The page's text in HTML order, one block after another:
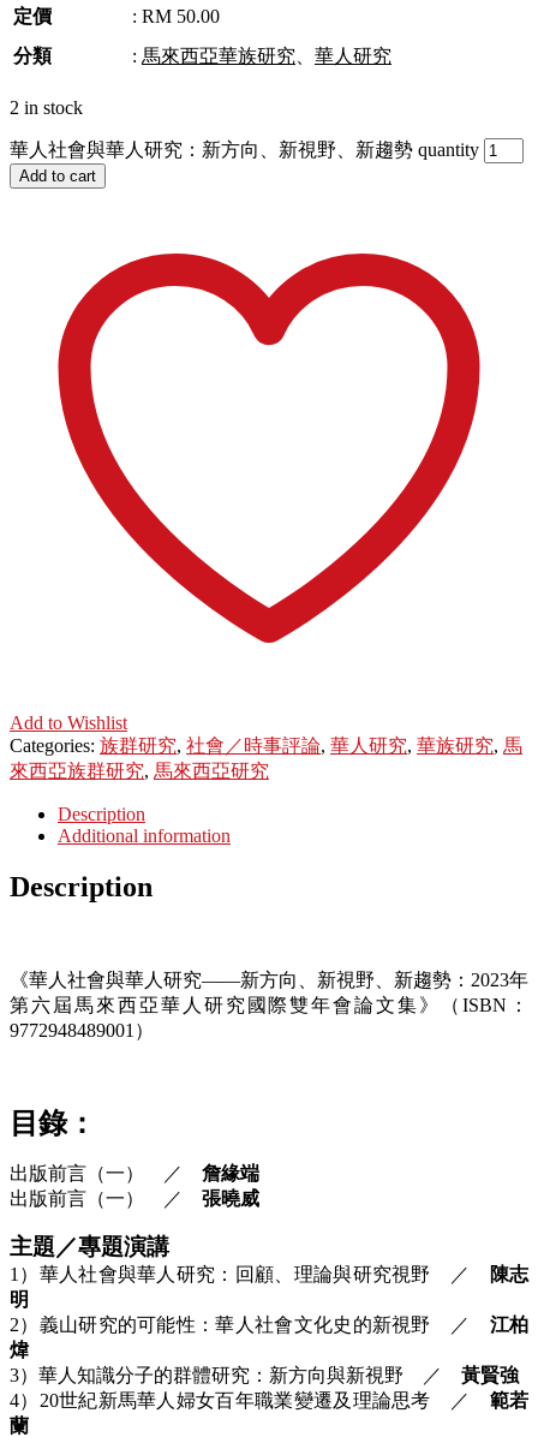
定價
: RM 50.00
分類
: 馬來西亞華族研究 華人研究
2 in stock
華人社會與華人研究：新方向、新視野、新趨勢 quantity
Add to cart
Add to Wishlist
Categories: 族群研究, 社會／時事評論, 華人研究, 華族研究, 馬
來西亞族群研究, 馬來西亞研究
Description
Additional information
Description
《華人社會與華人研究——新方向、新視野、新趨勢：2023年
第六屆馬來西亞華人研究國際雙年會論文集》（ISBN：
9772948489001）
目錄：
出版前言（一） ／ 詹緣端
出版前言（一） ／ 張曉威
主題／專題演講
1）華人社會與華人研究：回顧、理論與研究視野 ／
陳志
明
2）義山研究的可能性：華人社會文化史的新視野 ／ 江柏
煒
3）華人知識分子的群體研究：新方向與新視野 ／ 黃賢強
4）20世紀新馬華人婦女百年職業變遷及理論思考 ／ 範若
蘭